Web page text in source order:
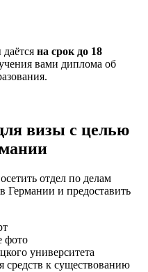
на срок до 18
вами диплома об
визы с целью
отдел по делам
Германии и предоставить
фото
университета
средств к существованию